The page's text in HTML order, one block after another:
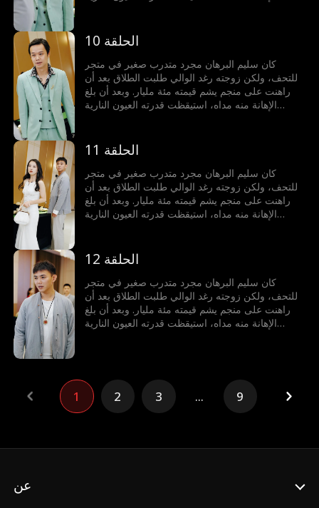
والزائف، يعيش في الدنيا كما يشاء ويفعل ما يحلو له
الحلقة 10
كان سليم البرهان مجرد متدرب صغير في متجر
للتحف، ولكن زوجته رغد الوالي طلبت الطلاق بعد أن
راهنت على منجم يشم قيمته مئة مليار. وبعد أن بلغ
الإهانة منه مداه، استيقظت قدرته العيون النارية
والزائف، يعيش في الدنيا كما يشاء ويفعل ما يحلو له
الحلقة 11
كان سليم البرهان مجرد متدرب صغير في متجر
للتحف، ولكن زوجته رغد الوالي طلبت الطلاق بعد أن
راهنت على منجم يشم قيمته مئة مليار. وبعد أن بلغ
الإهانة منه مداه، استيقظت قدرته العيون النارية
والزائف، يعيش في الدنيا كما يشاء ويفعل ما يحلو له
الحلقة 12
كان سليم البرهان مجرد متدرب صغير في متجر
للتحف، ولكن زوجته رغد الوالي طلبت الطلاق بعد أن
راهنت على منجم يشم قيمته مئة مليار. وبعد أن بلغ
الإهانة منه مداه، استيقظت قدرته العيون النارية
1 2 3 ... 9
عن